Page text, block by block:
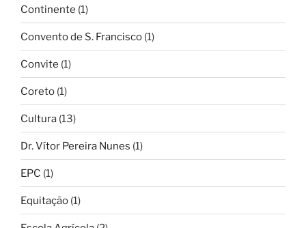
Continente (1)
Convento de S. Francisco (1)
Convite (1)
Coreto (1)
Cultura (13)
Dr. Vítor Pereira Nunes (1)
EPC (1)
Equitação (1)